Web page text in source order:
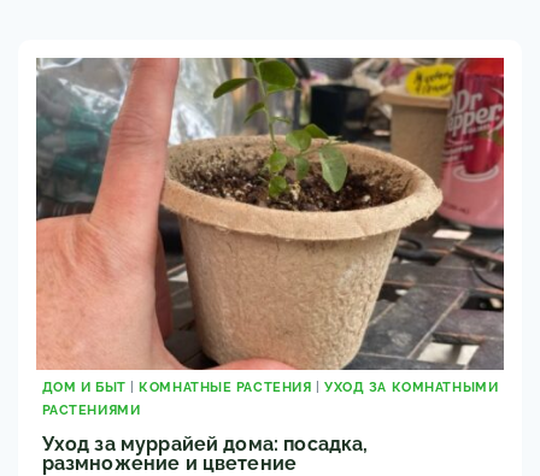
ВЫБОР,
УХОД
И
ЗИМОВКА
ДОМ И БЫТ |КОМНАТНЫЕ РАСТЕНИЯ |УХОД ЗА КОМНАТНЫМИ
РАСТЕНИЯМИ
Уход за муррайей дома: посадка,
размножение и цветение